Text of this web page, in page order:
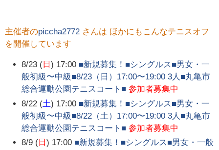
主催者のpiccha2772 さんは ほかにもこんなテニスオフ
を開催しています
8/23 ( 日) 17:00 ■新規募集！■シングルス■男女・一
般初級〜中級■8/23（日）17:00〜19:00 3人■丸亀市
総合運動公園テニスコート■ 参加者募集中
8/22 (土) 17:00 ■新規募集！■シングルス■男女・一
般初級〜中級■8/22（土）17:00〜19:00 3人■丸亀市
総合運動公園テニスコート■ 参加者募集中
8/9 ( 日) 17:00 ■新規募集！■シングルス■男女・一般